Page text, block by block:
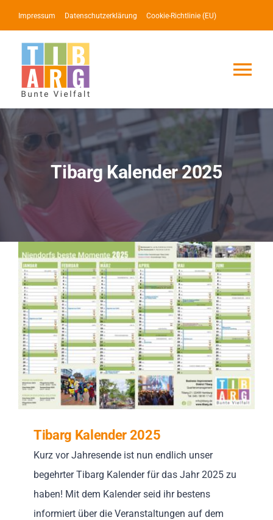
Inhalt
springen
Impressum Datenschutzerklärung Cookie-Richtlinie (EU)
Lotse
Service
Events
Impressionen
Über uns
SUCHE
NACH:
Tibarg Kalender 2025
Tibarg Kalender 2025
Kurz vor Jahresende ist nun endlich unser
begehrter Tibarg Kalender für das Jahr 2025 zu
haben! Mit dem Kalender seid ihr bestens
informiert über die Veranstaltungen auf dem